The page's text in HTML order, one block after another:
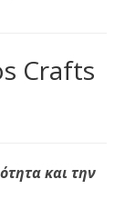
Crafts
και την